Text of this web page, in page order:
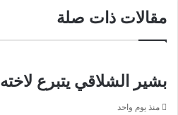
استخدام
المملكة
في
المتحدة
عاصفة
مقالات ذات صلة
بشير الشلاقي يتبرع
منذ يوم واحد